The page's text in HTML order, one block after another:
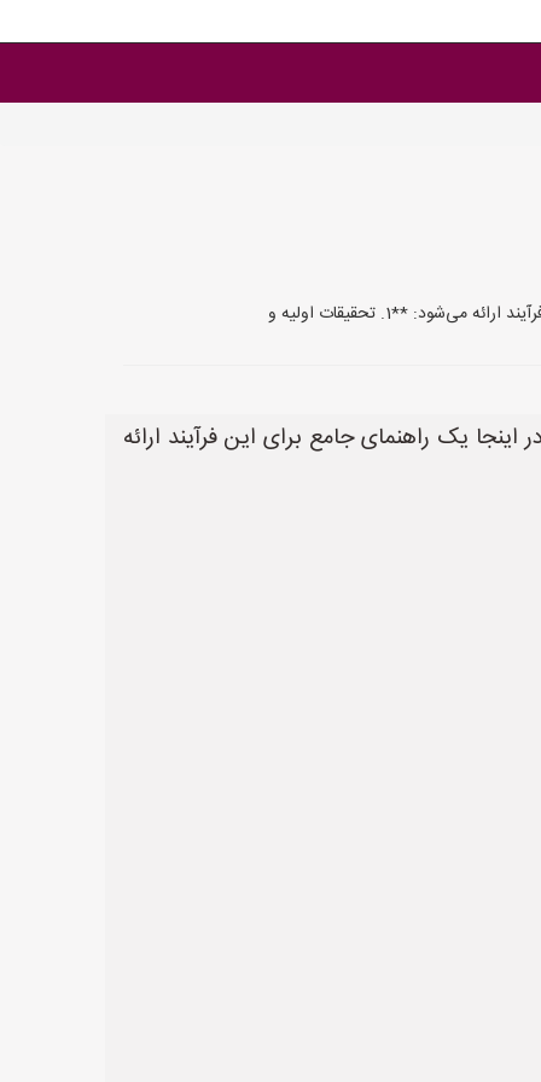
**1. تحقیقات اولیه و
یک راهنمای جامع برای این فرآیند ارائه